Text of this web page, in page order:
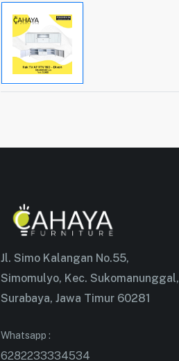
Jl. Simo Kalangan No.55,
Simomulyo, Kec. Sukomanunggal,
Surabaya, Jawa Timur 60281
Whatsapp :
6282233334534